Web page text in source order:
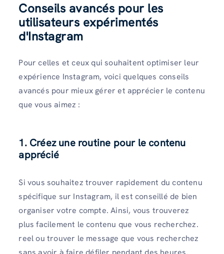
Conseils avancés pour les
utilisateurs expérimentés
d'Instagram
Pour celles et ceux qui souhaitent optimiser leur
expérience Instagram, voici quelques conseils
avancés pour mieux gérer et apprécier le contenu
que vous aimez :
1. Créez une routine pour le contenu
apprécié
Si vous souhaitez trouver rapidement du contenu
spécifique sur Instagram, il est conseillé de bien
organiser votre compte. Ainsi, vous trouverez
plus facilement le contenu que vous recherchez.
reel ou trouver le message que vous recherchez